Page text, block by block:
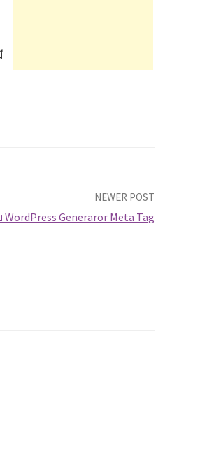
NEWER POST
Generaror Meta Tag